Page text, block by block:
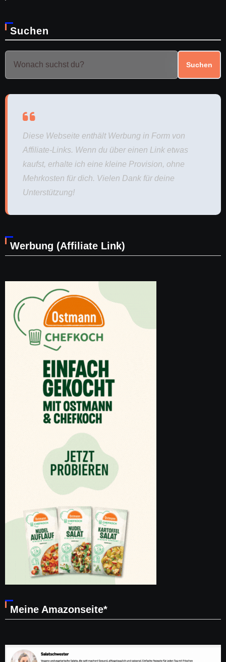
Suchen
Suchen
Diese Webseite enthält Werbung in Form von
Affiliate-Links. Wenn du über einen Link etwas
kaufst, erhalte ich eine kleine Provision, ohne
Mehrkosten für dich. Vielen Dank für deine
Unterstützung!
Werbung (Affiliate Link)
Meine Amazonseite*